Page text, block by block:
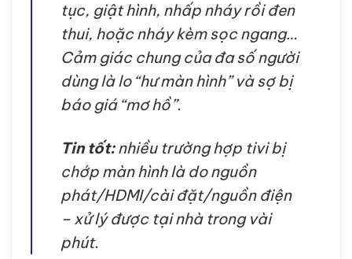
tục, giật hình, nhấp nháy rồi đen
thui, hoặc nháy kèm sọc ngang…
Cảm giác chung của đa số người
dùng là lo “hư màn hình” và sợ bị
báo giá “mơ hồ”.
Tin tốt:nhiều trường hợp tivi bị
chớp màn hình là do nguồn
phát/HDMI/cài đặt/nguồn điện
– xử lý được tại nhà trong vài
phút.